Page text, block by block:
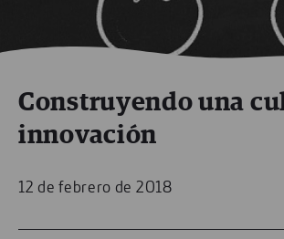
Construyendo una
innovación
12 de febrero de 2018